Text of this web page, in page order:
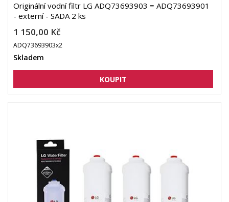
Originální vodní filtr LG ADQ73693903 = ADQ73693901
- externí - SADA 2 ks
1 150,00 Kč
ADQ73693903x2
Skladem